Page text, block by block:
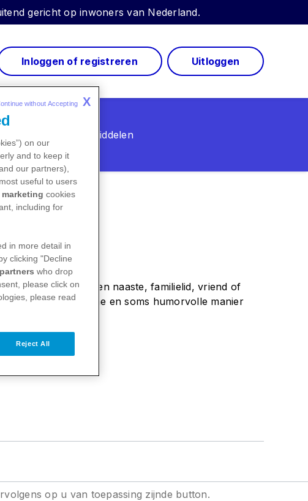
gericht op inwoners van Nederland.
Inloggen of registreren Uitloggen
Onze geneesmiddelen
maken krijgt met een naaste, familielid, vriend of
op een praktische en soms humorvolle manier
op u van toepassing zijnde button.
on our
and to keep it
our partners),
useful to users
marketing cookies
including for
in more detail in
clicking "Decline
who drop
please click on
please read
Reject All
without Accepting X